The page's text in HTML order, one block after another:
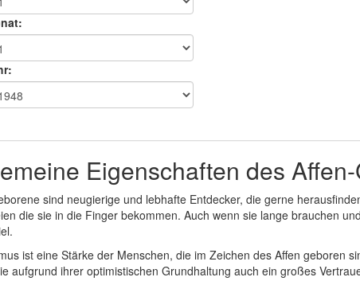
Eigenschaften des
sind neugierige und lebhafte Entdecker, die gerne
die sie in die Finger bekommen. Auch wenn sie lange brauchen
ist eine Stärke der Menschen, die im Zeichen des Affen geboren
aufgrund ihrer optimistischen Grundhaltung auch ein großes